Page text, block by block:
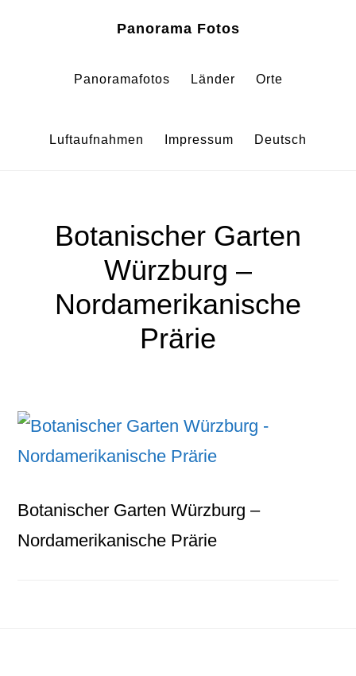
Panorama Fotos
Panoramafotos Länder Orte
Luftaufnahmen Impressum Deutsch
Botanischer Garten
Würzburg –
Nordamerikanische
Prärie
Botanischer Garten Würzburg –
Nordamerikanische Prärie